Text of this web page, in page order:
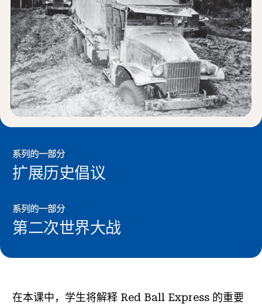
关于 NHD®
参与其中
系列的一部分
扩展历史倡议
系列的一部分
第二次世界大战
在本课中，学生将解释 Red Ball Express 的重要